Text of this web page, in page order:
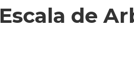
Escala de